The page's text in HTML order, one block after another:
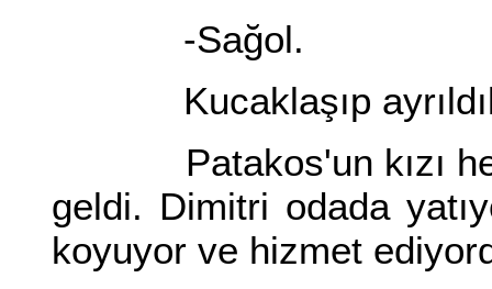
-Sağol.
Kucaklaşıp
Patakos'un kızı
geldi. Dimitri odada
koyuyor ve hizmet